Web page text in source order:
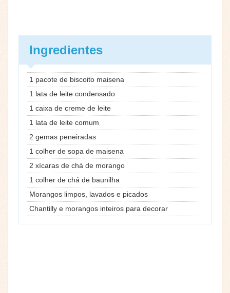
Ingredientes
1 pacote de biscoito maisena
1 lata de leite condensado
1 caixa de creme de leite
1 lata de leite comum
2 gemas peneiradas
1 colher de sopa de maisena
2 xícaras de chá de morango
1 colher de chá de baunilha
Morangos limpos, lavados e picados
Chantilly e morangos inteiros para decorar